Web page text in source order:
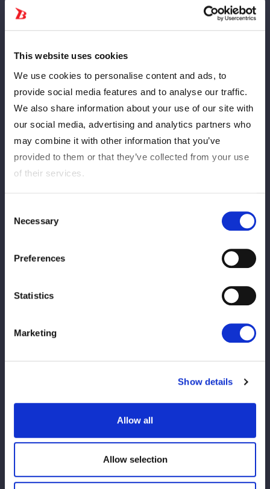
This website uses cookies
We use cookies to personalise content and ads, to
provide social media features and to analyse our traffic.
We also share information about your use of our site with
our social media, advertising and analytics partners who
may combine it with other information that you’ve
provided to them or that they’ve collected from your use
of their services.
Selection
Necessary
Preferences
Statistics
Marketing
Show details
Allow all
Allow selection
て鹿島沙希選手のお渡し会を開催！
横アリPPV
【PPV情報】4/26『ミツカン フルーティス
presents ALL STAR GRAND QUEENDOM
2026』のPPV販売が決定！
【Mizkan × STARDOM】カンタン酢ター
ライト・キッドが宇宙一煌めくタイアップ
安納サオリ フワちゃんから攻略方を聞かれ
ニヤリ「一つ、アドバイスをあげよう
2026/04/13 横アリコラム
ワンダー王者・小波 公開会見で羽南に白ス
たから喜べよ」/4・26横アリ会見
2026/04/12 横アリコラム
入「引っかかったな！」/4・26横アリ会見